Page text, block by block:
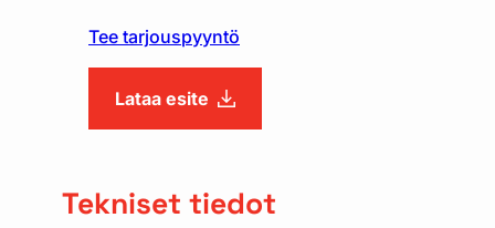
Tee tarjouspyyntö
Lataa esite
Tekniset tiedot